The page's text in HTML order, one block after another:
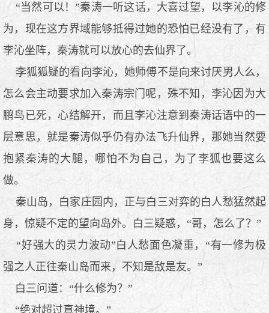
“当然可以！”秦涛一听这话，大喜过望，以李沁的修
为，现在这方界域能够抵得过她的恐怕已经没有了，有
李沁坐阵，秦涛就可以放心的去仙界了。
李狐狐疑的看向李沁，她师傅不是向来讨厌男人么，
怎么会主动要求加入秦涛宗门呢，殊不知，李沁因为大
鹏鸟已死，心结解开，而且李沁注意到秦涛话语中的一
层意思，就是秦涛似乎仍有办法飞升仙界，那她当然要
抱紧秦涛的大腿，哪怕不为自己，为了李狐也要这么
做。
秦山岛，白家庄园内，正与白三对弈的白人愁猛然起
身，惊疑不定的望向岛外。白三疑惑，“哥，怎么了？”
“好强大的灵力波动”白人愁面色凝重，“有一修为极
强之人正往秦山岛而来，不知是敌是友。”
白三问道：“什么修为？”
“绝对超过真神境。”